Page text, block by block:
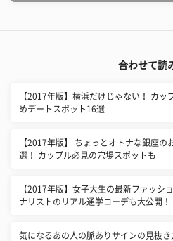
合わせて読
【2017年版】横浜だけじゃない！ カッ
めデートスポット16選
【2017年版】 ちょっとオトナな銀座の
選！ カップル必見の穴場スポットも
【2017年版】女子大生の最新ファッシ
ナリストのリアル通学コーデも大公開！
気になるあの人の脈ありサインの見抜